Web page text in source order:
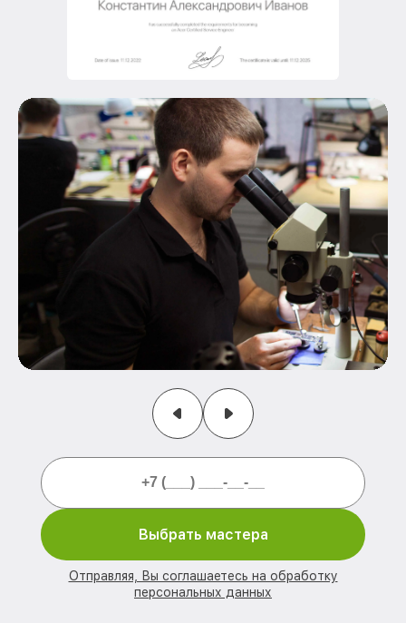
Выбрать мастера
Отправляя, Вы соглашаетесь на обработку
персональных данных